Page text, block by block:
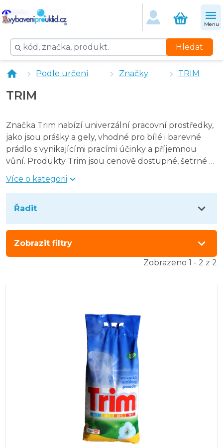
TRIM Univerzální prací prášek 4,5 kg
Menu
Hledat
Podle určení Značky TRIM
TRIM
Značka Trim nabízí univerzální pracovní prostředky,
jako jsou prášky a gely, vhodné pro bílé i barevné
prádlo s vynikajícími pracími účinky a příjemnou
vůní. Produkty Trim jsou cenově dostupné, šetrné k
životnímu prostředí a oblíbené pro svou efektivitu
při práci na dostupný od 30 °C do 95 °C.
Více o kategorii
Řadit
Zobrazit filtry
Zobrazeno 1 - 2 z 2